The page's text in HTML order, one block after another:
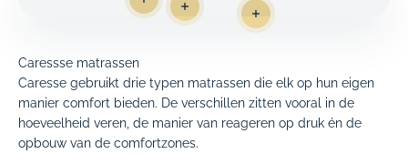
Meer informatie
Meer informatieMeer informatie
Caressse matrassen
Caresse gebruikt drie typen matrassen die elk op hun eigen
manier comfort bieden. De verschillen zitten vooral in de
hoeveelheid veren, de manier van reageren op druk én de
opbouw van de comfortzones.